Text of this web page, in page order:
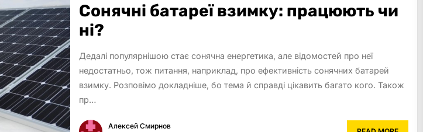
Сонячні батареї взимку: працюють чи
ні?
Дедалі популярнішою стає сонячна енергетика, але відомостей про неї
недостатньо, тож питання, наприклад, про ефективність сонячних батарей
взимку. Розповімо докладніше, бо тема й справді цікавить багато кого. Також
пр…
Алексей Смирнов